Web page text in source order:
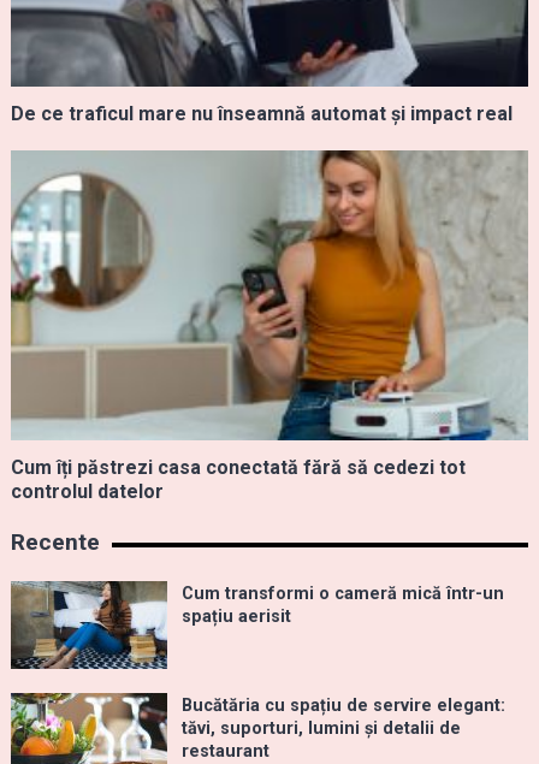
De ce traficul mare nu înseamnă automat și impact real
Cum îți păstrezi casa conectată fără să cedezi tot
controlul datelor
Recente
Cum transformi o cameră mică într-un
spațiu aerisit
Bucătăria cu spațiu de servire elegant:
tăvi, suporturi, lumini și detalii de
restaurant